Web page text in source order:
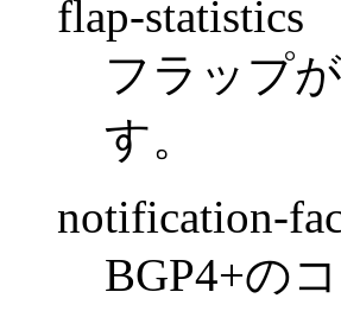
flap-statistics
フラップ
す。
notification-
BGP4+の